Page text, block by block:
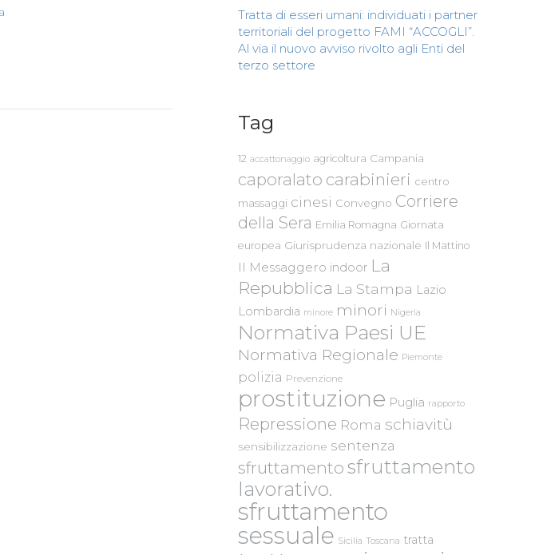
Tratta di esseri umani: individuati i partner
territoriali del progetto FAMI “ACCOGLI”.
Al via il nuovo avviso rivolto agli Enti del
terzo settore
Tag
12 accattonaggio agricoltura Campania
caporalato carabinieri centro
massaggi cinesi Convegno Corriere
della Sera Emilia Romagna Giornata
europea Giurisprudenza nazionale Il Mattino
Il Messaggero indoor La
Repubblica La Stampa Lazio
Lombardia minore minori Nigeria
Normativa Paesi UE
Normativa Regionale Piemonte
polizia Prevenzione
prostituzione Puglia rapporto
Repressione Roma schiavitù
sensibilizzazione sentenza
sfruttamento sfruttamento
lavorativo.
sfruttamento
sessuale Sicilia Toscana tratta